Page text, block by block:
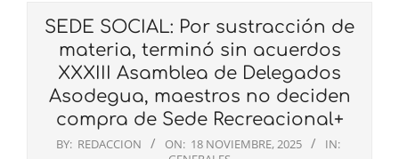
SEDE SOCIAL: Por sustracción de
materia, terminó sin acuerdos
XXXIII Asamblea de Delegados
Asodegua, maestros no deciden
compra de Sede Recreacional+
BY: REDACCION ON: 18 NOVIEMBRE, 2025
IN: